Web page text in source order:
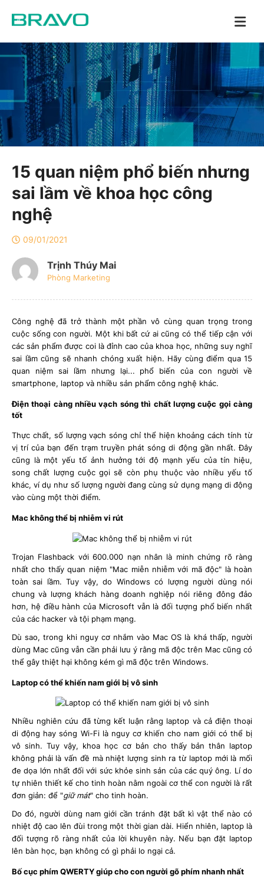
15 quan niệm phổ biến nhưng
sai lầm về khoa học công
nghệ
09/01/2021
Trịnh Thúy Mai
Phòng Marketing
Công nghệ đã trở thành một phần vô cùng quan trọng trong
cuộc sống con người. Một khi bất cứ ai cũng có thể tiếp cận với
các sản phẩm được coi là đỉnh cao của khoa học, những suy nghĩ
sai lầm cũng sẽ nhanh chóng xuất hiện. Hãy cùng điểm qua 15
quan niệm sai lầm nhưng lại... phổ biến của con người về
smartphone, laptop và nhiều sản phẩm công nghệ khác.
Điện thoại càng nhiều vạch sóng thì chất lượng cuộc gọi càng
tốt
Thực chất, số lượng vạch sóng chỉ thể hiện khoảng cách tính từ
vị trí của bạn đến trạm truyền phát sóng di động gần nhất. Đây
cũng là một yếu tố ảnh hưởng tới độ mạnh yếu của tín hiệu,
song chất lượng cuộc gọi sẽ còn phụ thuộc vào nhiều yếu tố
khác, ví dụ như số lượng người đang cùng sử dụng mạng di động
vào cùng một thời điểm.
Mac không thể bị nhiễm vi rút
Trojan Flashback với 600.000 nạn nhân là minh chứng rõ ràng
nhất cho thấy quan niệm "Mac miễn nhiễm với mã độc" là hoàn
toàn sai lầm. Tuy vậy, do Windows có lượng người dùng nói
chung và lượng khách hàng doanh nghiệp nói riêng đông đảo
hơn, hệ điều hành của Microsoft vẫn là đối tượng phổ biến nhất
của các hacker và tội phạm mạng.
Dù sao, trong khi nguy cơ nhắm vào Mac OS là khá thấp, người
dùng Mac cũng vẫn cần phải lưu ý rằng mã độc trên Mac cũng có
thể gây thiệt hại không kém gì mã độc trên Windows.
Laptop có thể khiến nam giới bị vô sinh
Nhiều nghiên cứu đã từng kết luận rằng laptop và cả điện thoại
di động hay sóng Wi-Fi là nguy cơ khiến cho nam giới có thể bị
vô sinh. Tuy vậy, khoa học cơ bản cho thấy bản thân laptop
không phải là vấn đề mà nhiệt lượng sinh ra từ laptop mới là mối
đe dọa lớn nhất đối với sức khỏe sinh sản của các quý ông. Lí do
tự nhiên thiết kế cho tinh hoàn nằm ngoài cơ thể con người là rất
đơn giản: để "giữ mát" cho tinh hoàn.
Do đó, người dùng nam giới cần tránh đặt bất kì vật thể nào có
nhiệt độ cao lên đùi trong một thời gian dài. Hiển nhiên, laptop là
đối tượng rõ ràng nhất của lời khuyên này. Nếu bạn đặt laptop
lên bàn học, bạn không có gì phải lo ngại cả.
Bố cục phím QWERTY giúp cho con người gõ phím nhanh nhất